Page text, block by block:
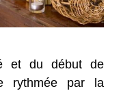
et du début de
rythmée par la